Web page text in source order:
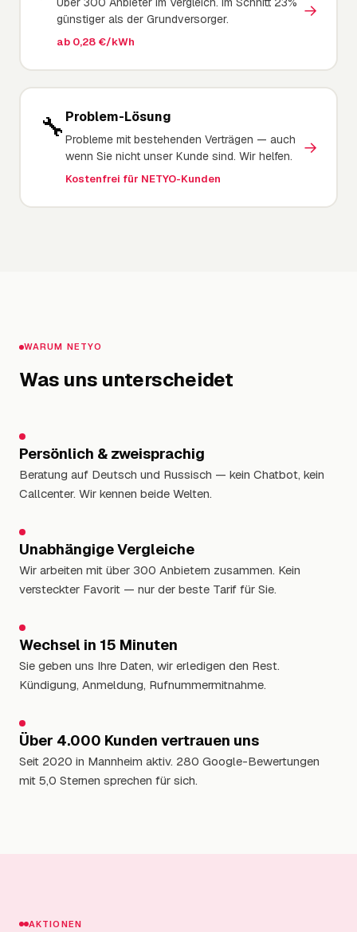
günstiger als der Grundversorger.
ab 0,28 €/kWh
→
🔧 Problem-Lösung
Probleme mit bestehenden Verträgen — auch
wenn Sie nicht unser Kunde sind. Wir helfen.
Kostenfrei für NETYO-Kunden
→
WARUM NETYO
Was uns unterscheidet
Persönlich & zweisprachig
Beratung auf Deutsch und Russisch — kein Chatbot, kein
Callcenter. Wir kennen beide Welten.
Unabhängige Vergleiche
Wir arbeiten mit über 300 Anbietern zusammen. Kein
versteckter Favorit — nur der beste Tarif für Sie.
Wechsel in 15 Minuten
Sie geben uns Ihre Daten, wir erledigen den Rest.
Kündigung, Anmeldung, Rufnummermitnahme.
Über 4.000 Kunden vertrauen uns
Seit 2020 in Mannheim aktiv. 280 Google-Bewertungen
mit 5,0 Sternen sprechen für sich.
AKTIONEN